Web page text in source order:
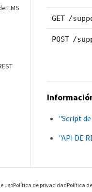
EMS
GET /
POST /
"Script
"API DE
usoPolítica de privacidadPolítica